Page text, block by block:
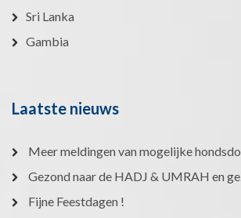
Sri Lanka
Gambia
Laatste nieuws
Meer meldingen van mogelijke
Gezond naar de HADJ & UMRAH en
Fijne Feestdagen !